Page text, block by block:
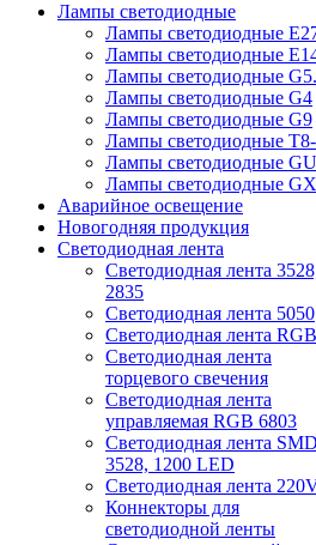
Лампы светодиодные
Лампы светодиодные
Лампы светодиодные
Лампы светодиодные
Лампы светодиодные G4
Лампы светодиодные G9
Лампы светодиодные
Лампы светодиодные
Лампы светодиодные GX
Аварийное освещение
Новогодняя продукция
Светодиодная лента
Светодиодная лента
2835
Светодиодная лента 5050
Светодиодная лента RGB
Светодиодная лента
торцевого свечения
Светодиодная лента
управляемая RGB 6803
Светодиодная лента SMD
3528, 1200 LED
Светодиодная лента
Коннекторы для
светодиодной ленты